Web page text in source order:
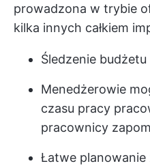
prowadzona w trybie
kilka innych całkiem
Śledzenie
Menedżerowie
czasu pracy
pracownicy
Łatwe